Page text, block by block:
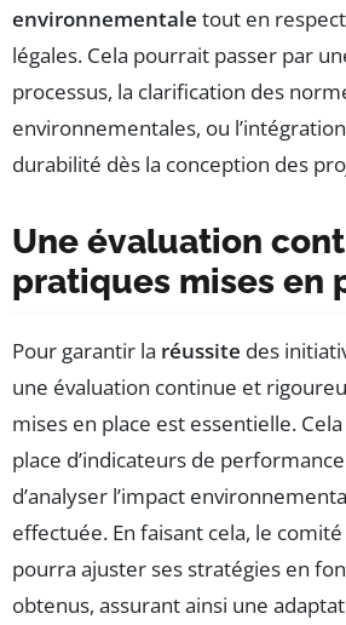
environnementale tout en
légales. Cela pourrait passer par
processus, la clarification des
environnementales, ou
durabilité dès la conception des
Une évaluation
pratiques mises en
Pour garantir la réussite des
une évaluation continue et
mises en place est essentielle.
place d’indicateurs de
d’analyser l’impact
effectuée. En faisant cela, le comité
pourra ajuster ses stratégies en
obtenus, assurant ainsi une